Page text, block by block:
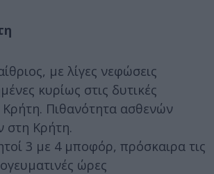
με λίγες νεφώσεις
κυρίως στις δυτικές
Κρήτη. Πιθανότητα ασθενών
στη Κρήτη.
3 με 4 μποφόρ, πρόσκαιρα τις
ώρες